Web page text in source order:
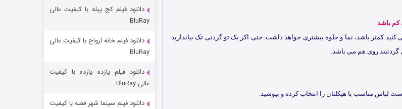
کم باشد
کنید کمتر باشد، نما و جلوه بیشتری خواهد داشت. حتی اکر یک تو گردنی تک بیاندازید
گردنبند روی هم می باشد.
لباس مناسب با هیکلتان را انتخاب کرده و بپوشید.
خاندان اژدها فصل ۳
دانلود فیلم کج‌ پیله با کیفیت عالی
BluRay
دانلود فیلم خانه ارواح با کیفیت عالی
BluRay
دانلود فیلم یازده یازده با کیفیت
عالی BluRay
دانلود فیلم سینما شهر قصه با کیفیت